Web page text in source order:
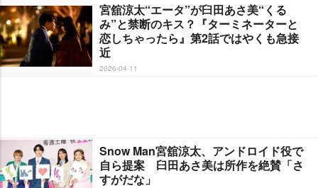
宮舘涼太“エータ”が臼田あさ美“くる
み”と禁断のキス？『ターミネーターと
恋しちゃったら』第2話ではやくも急接
近
2026-04-11
Snow Man宮舘涼太、アンドロイド役で
自ら提案 臼田あさ美は所作を絶賛「さ
すがだな」